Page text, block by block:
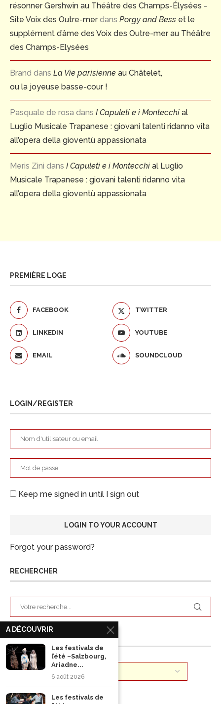
résonner Gershwin au Théâtre des Champs-Élysées -
Site Voix des Outre-merdans Porgy and Bess et le
supplément d’âme des Voix des Outre-mer au Théâtre
des Champs-Elysées
Brand dans La Vie parisienne au Châtelet,
ou la joyeuse basse-cour !
Pasquale de rosa dans I Capuleti e i Montecchi al
Luglio Musicale Trapanese : giovani talenti ridanno vita
all’opera della gioventù appassionata
Meris Zini dans I Capuleti e i Montecchi al Luglio
Musicale Trapanese : giovani talenti ridanno vita
all’opera della gioventù appassionata
PREMIÈRE LOGE
FACEBOOK TWITTER
LINKEDIN YOUTUBE
EMAIL SOUNDCLOUD
LOGIN/REGISTER
Keep me signed in until I sign out
Forgot your password?
RECHERCHER
ARCHIVES
A DÉCOUVRIR
Les festivals de
l’été –Salzbourg,
Ariadne...
6 août 2026
Les festivals de